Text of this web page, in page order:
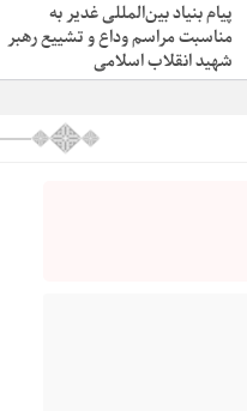
پیام بنیاد بین‌المللی غدیر به
مناسبت مراسم وداع و تشییع رهبر
شهید انقلاب اسلامی